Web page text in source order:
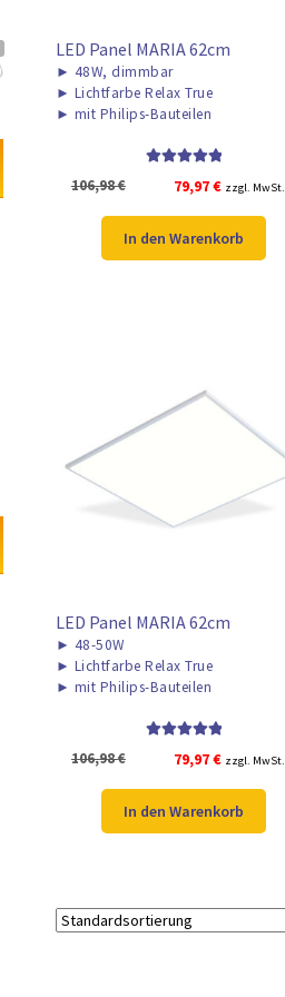
LED Panel MARIA 62cm
► 48W, dimmbar
► Lichtfarbe Relax True
► mit Philips-Bauteilen
von 5
106,98€
Ursprünglicher
war:
106,98 €
79,97€Aktueller
ist:
79,97 €.
zzgl. MwSt.
In den Warenkorb
LED Panel MARIA 62cm
► 48-50W
► Lichtfarbe Relax True
► mit Philips-Bauteilen
von 5
106,98€
Ursprünglicher
war:
106,98 €
79,97€Aktueller
ist:
79,97 €.
zzgl. MwSt.
In den Warenkorb